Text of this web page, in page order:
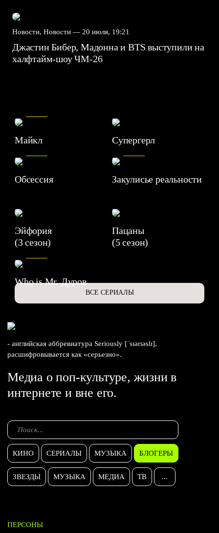
Новости, Новости — 20 июля, 19:21
Джастин Бибер, Мадонна и BTS выступили на
халфтайм-шоу ЧМ-26
Майкл Супергерл
Обсессия
7.1
Закулисье реальности
Эйфория
(3 сезон)
Пацаны
(5 сезон)
Who is Mr. Дуров
ВСЕ СЕРИАЛЫ
- английская аббревиатура Seriously [ˈsɪərɪəslɪ],
расшифровывается как «серьезно».
Медиа о поп-культуре, жизни в
интернете и вне его.
КИНО СЕРИАЛЫ МУЗЫКА БЛОГЕРЫ
ЗВЕЗДЫ МУЗЫКА МЕДИА ТВ ...
ПЕРСОНЫ